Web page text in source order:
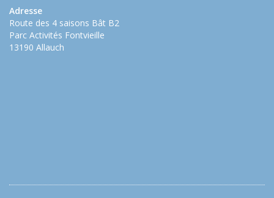
Adresse
Route des 4 saisons Bât B2
Parc Activités Fontvieille
13190 Allauch